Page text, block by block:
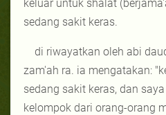
keluar untuk shalat
sedang sakit keras.
di riwayatkan oleh abi
zam'ah ra. ia mengatakan:
sedang sakit keras, dan
kelompok dari orang-orang